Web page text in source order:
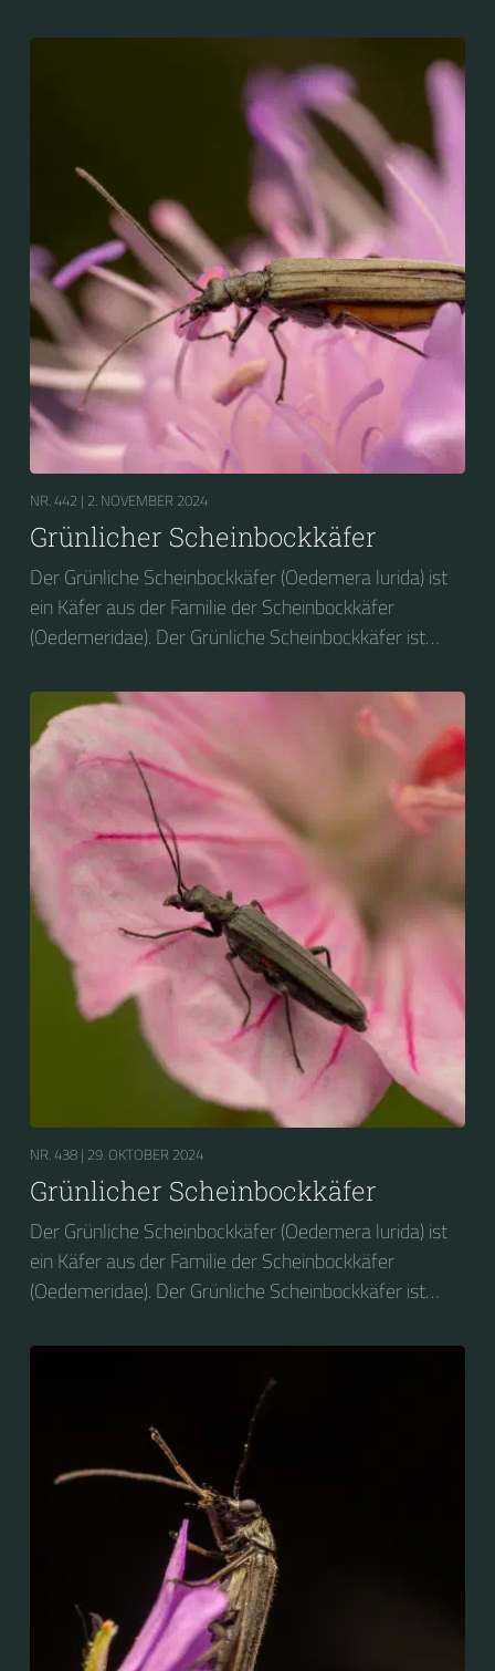
Scheinbockkäfer (Oedemera nobilis).
NR. 442 | 2. NOVEMBER 2024
Grünlicher Scheinbockkäfer
Der Grünliche Scheinbockkäfer (Oedemera lurida) ist
ein Käfer aus der Familie der Scheinbockkäfer
(Oedemeridae). Der Grünliche Scheinbockkäfer ist
Scheinbockkäfer (Oedemera nobilis).
NR. 438 | 29. OKTOBER 2024
Grünlicher Scheinbockkäfer
Der Grünliche Scheinbockkäfer (Oedemera lurida) ist
ein Käfer aus der Familie der Scheinbockkäfer
(Oedemeridae). Der Grünliche Scheinbockkäfer ist
Scheinbockkäfer (Oedemera nobilis).